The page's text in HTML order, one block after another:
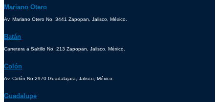
Mariano Otero
Av. Mariano Otero No. 3441 Zapopan, Jalisco, México.
Batán
Carretera a Saltillo No. 213 Zapopan, Jalisco, México.
Colón
Av. Colón No 2970 Guadalajara, Jalisco, México.
Guadalupe